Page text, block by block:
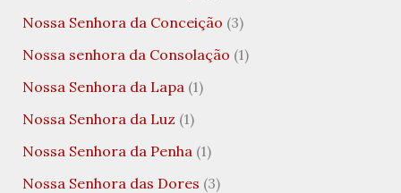
Nossa Senhora da Conceição (3)
Nossa senhora da Consolação (1)
Nossa Senhora da Lapa (1)
Nossa Senhora da Luz (1)
Nossa Senhora da Penha (1)
Nossa Senhora das Dores (3)